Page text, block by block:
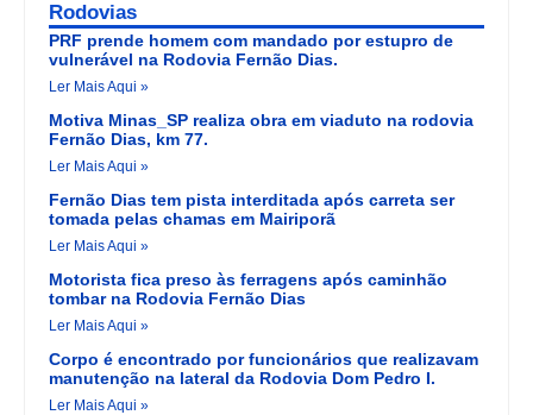
Rodovias
PRF prende homem com mandado por estupro de
vulnerável na Rodovia Fernão Dias.
Ler Mais Aqui »
Motiva Minas_SP realiza obra em viaduto na rodovia
Fernão Dias, km 77.
Ler Mais Aqui »
Fernão Dias tem pista interditada após carreta ser
tomada pelas chamas em Mairiporã
Ler Mais Aqui »
Motorista fica preso às ferragens após caminhão
tombar na Rodovia Fernão Dias
Ler Mais Aqui »
Corpo é encontrado por funcionários que realizavam
manutenção na lateral da Rodovia Dom Pedro I.
Ler Mais Aqui »